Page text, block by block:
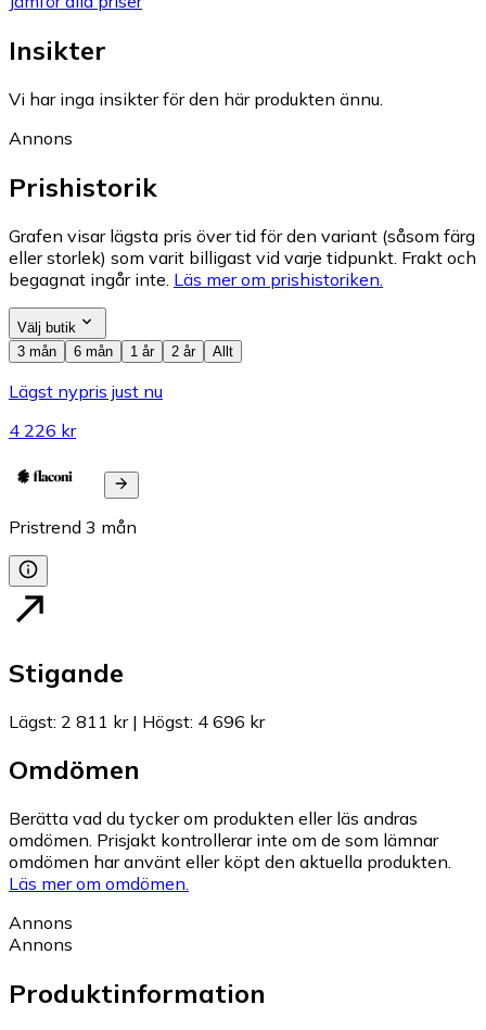
Insikter
Vi har inga insikter för den här produkten ännu.
Annons
Prishistorik
Grafen visar lägsta pris över tid för den variant (såsom färg
eller storlek) som varit billigast vid varje tidpunkt. Frakt och
begagnat ingår inte. Läs mer om prishistoriken.
Välj butik
3 mån
6 mån 1 år 2 år Allt
Lägst nypris just nu
4 226 kr
Pristrend 3 mån
Stigande
Lägst: 2 811 kr| Högst: 4 696 kr
Omdömen
Berätta vad du tycker om produkten eller läs andras
omdömen. Prisjakt kontrollerar inte om de som lämnar
omdömen har använt eller köpt den aktuella produkten.
Läs mer om omdömen.
Annons
Annons
Produktinformation